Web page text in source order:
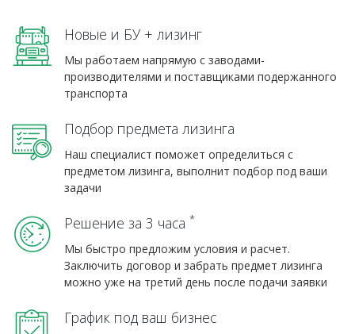
Новые и БУ + лизинг
Мы работаем напрямую с заводами-
производителями и поставщиками подержанного
транспорта
Подбор предмета лизинга
Наш специалист поможет определиться с
предметом лизинга, выполнит подбор под ваши
задачи
Решение за 3 часа *
Мы быстро предложим условия и расчет.
Заключить договор и забрать предмет лизинга
можно уже на третий день после подачи заявки
График под ваш бизнес